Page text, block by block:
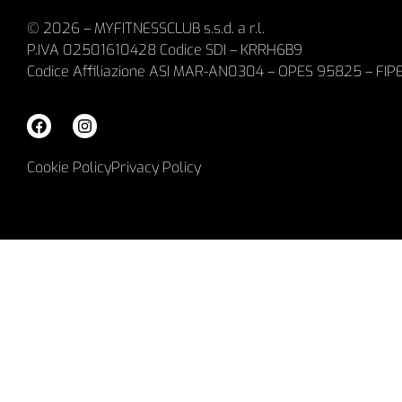
© 2026 – MYFITNESSCLUB s.s.d. a r.l.
P.IVA 02501610428 Codice SDI – KRRH6B9
Codice Affiliazione ASI MAR-AN0304 – OPES 95825 –
Cookie PolicyPrivacy Policy